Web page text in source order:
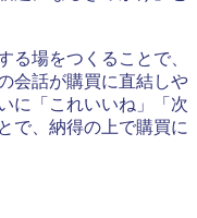
る場をつくることで、
会話が購買に直結しや
に「これいいね」「次
で、納得の上で購買に